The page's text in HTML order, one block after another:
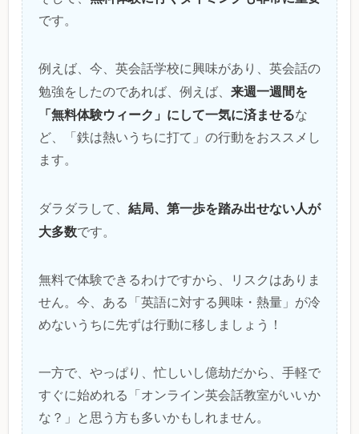
です。
例えば、今、英会話学校に興味があり、英会話の
勉強をしたのであれば、例えば、 来週一週間を
「無料体験ウィーク」にして一気に済ませるな
ど、「鉄は熱いうちに打て」の行動をおススメし
ます。
ダラダラして、 結局、第一歩を踏み出せない人が
大多数です。
無料で体験できるわけですから、リスクはありま
せん。今、ある「英語に対する興味・熱量」が冷
めないうちに先ずは行動に移しましょう！
一方で、やっぱり、忙しいし億劫だから、手軽で
すぐに始めれる「オンライン英会話教室がいいか
な？」と思う方も多いかもしれません。